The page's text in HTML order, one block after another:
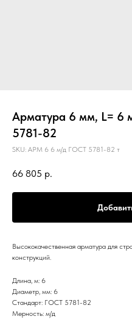
Арматура 6 мм, L=
5781-82
SKU: АРМ 6 6 м/д ГОСТ 5781-82 т
66 805 р.
Высококачественная арматура для
конструкций.
Длина, м: 6
Диаметр, мм: 6
Стандарт: ГОСТ 5781-82
Мерность: м/д